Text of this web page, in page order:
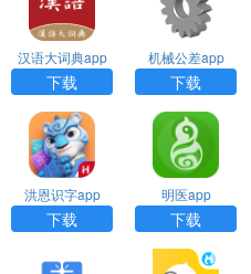
汉语大词典app
下载
机械公差app
下载
洪恩识字app
下载
明医app
下载